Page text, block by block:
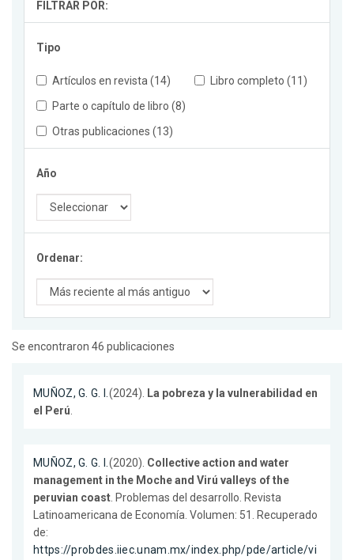
FILTRAR POR:
Tipo
Artículos en revista (14)
Libro completo (11)
Parte o capítulo de libro (8)
Otras publicaciones (13)
Año
Ordenar:
Se encontraron 46 publicaciones
MUÑOZ, G. G. I.(2024). La pobreza y la vulnerabilidad en
el Perú.
MUÑOZ, G. G. I.(2020). Collective action and water
management in the Moche and Virú valleys of the
peruvian coast. Problemas del desarrollo. Revista
Latinoamericana de Economía. Volumen: 51. Recuperado
de:
https://probdes.iiec.unam.mx/index.php/pde/article/vi